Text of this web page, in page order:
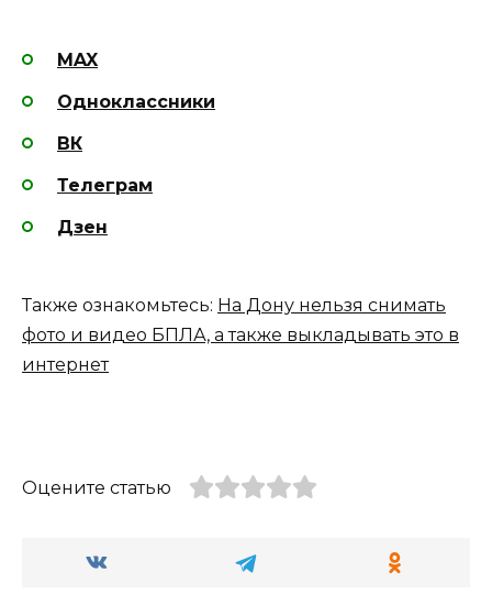
MAX
Одноклассники
ВК
Телеграм
Дзен
Также ознакомьтесь: На Дону нельзя снимать
фото и видео БПЛА, а также выкладывать это в
интернет
Оцените статью